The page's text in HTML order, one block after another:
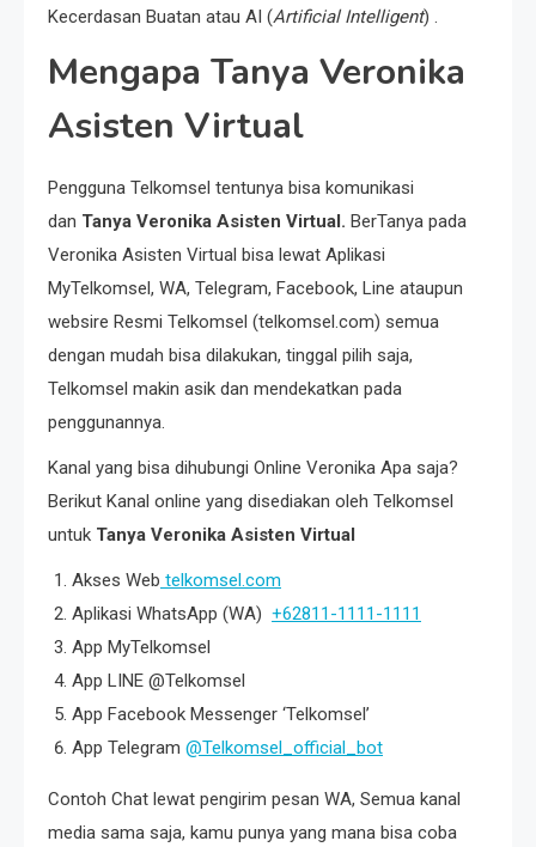
Kecerdasan Buatan atau AI (Artificial Intelligent) .
Mengapa Tanya Veronika
Asisten Virtual
Pengguna Telkomsel tentunya bisa komunikasi
dan Tanya Veronika Asisten Virtual. BerTanya pada
Veronika Asisten Virtual bisa lewat Aplikasi
MyTelkomsel, WA, Telegram, Facebook, Line ataupun
websire Resmi Telkomsel (telkomsel.com) semua
dengan mudah bisa dilakukan, tinggal pilih saja,
Telkomsel makin asik dan mendekatkan pada
penggunannya.
Kanal yang bisa dihubungi Online Veronika Apa saja?
Berikut Kanal online yang disediakan oleh Telkomsel
untuk Tanya Veronika Asisten Virtual
Akses Web telkomsel.com
Aplikasi WhatsApp (WA) +62811-1111-1111
App MyTelkomsel
App LINE @Telkomsel
App Facebook Messenger ‘Telkomsel’
App Telegram @Telkomsel_official_bot
Contoh Chat lewat pengirim pesan WA, Semua kanal
media sama saja, kamu punya yang mana bisa coba